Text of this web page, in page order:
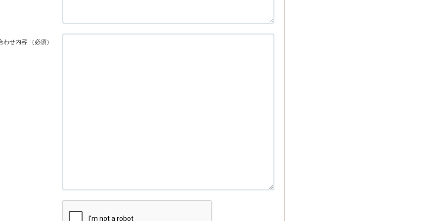
わせ内容 （必須）